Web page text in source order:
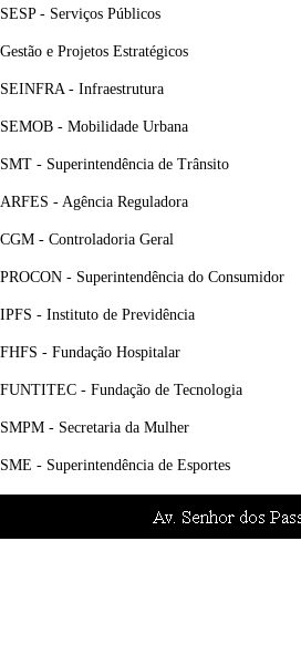
SESP - Serviços Públicos
Gestão e Projetos Estratégicos
SEINFRA - Infraestrutura
SEMOB - Mobilidade Urbana
SMT - Superintendência de Trânsito
ARFES - Agência Reguladora
CGM - Controladoria Geral
PROCON - Superintendência do Consumidor
IPFS - Instituto de Previdência
FHFS - Fundação Hospitalar
FUNTITEC - Fundação de Tecnologia
SMPM - Secretaria da Mulher
SME - Superintendência de Esportes